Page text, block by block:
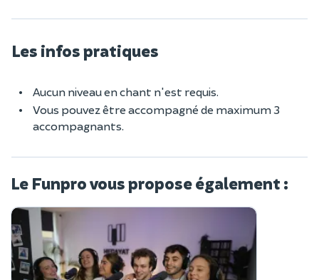
Les infos pratiques
Aucun niveau en chant n'est requis.
Vous pouvez être accompagné de maximum 3
accompagnants.
Le Funpro vous propose également :